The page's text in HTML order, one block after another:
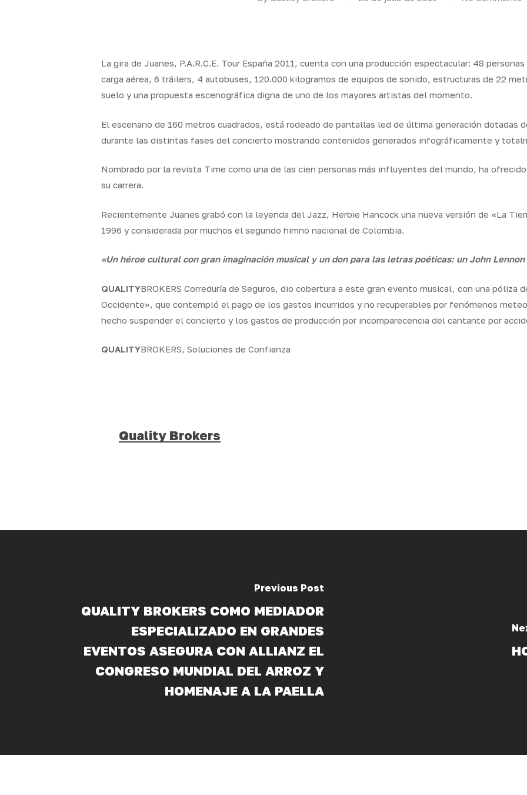
La gira de Juanes, P.A.R.C.E. Tour España 2011, cuenta con una producción espectacular: 48
carga aérea, 6 tráilers, 4 autobuses, 120.000 kilogramos de equipos de sonido, estructuras de 22
suelo y una propuesta escenográfica digna de uno de los mayores artistas del momento.
El escenario de 160 metros cuadrados, está rodeado de pantallas led de última generación dotadas
durante las distintas fases del concierto mostrando contenidos generados infográficamente y
Nombrado por la revista Time como una de las cien personas más influyentes del mundo, ha
su carrera.
Recientemente Juanes grabó con la leyenda del Jazz, Herbie Hancock una nueva versión de «La
1996 y considerada por muchos el segundo himno nacional de Colombia.
«Un héroe cultural con gran imaginación musical y un don para las letras poéticas: un John
QUALITYBROKERS Correduría de Seguros, dio cobertura a este gran evento musical, con una póliza
Occidente», que contempló el pago de los gastos incurridos y no recuperables por fenómenos
hecho suspender el concierto y los gastos de producción por incomparecencia del cantante por
QUALITYBROKERS, Soluciones de Confianza
Quality Brokers
Previous Post
QUALITY BROKERS COMO MEDIADOR
ESPECIALIZADO EN GRANDES
EVENTOS ASEGURA CON ALLIANZ EL
CONGRESO MUNDIAL DEL ARROZ Y
HOMENAJE A LA PAELLA